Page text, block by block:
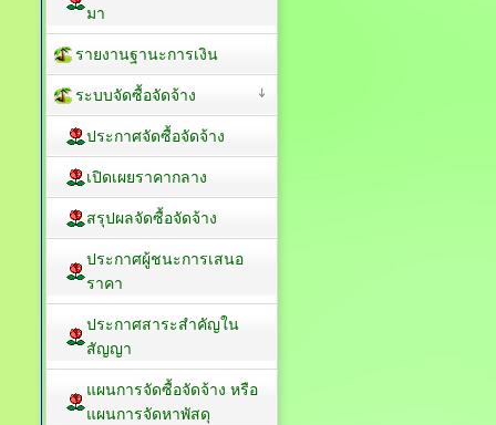
มา
รายงานฐานะการเงิน
ระบบจัดซื้อจัดจ้าง
ประกาศจัดซื้อจัดจ้าง
เปิดเผยราคากลาง
สรุปผลจัดซื้อจัดจ้าง
ประกาศผู้ชนะการเสนอ
ราคา
ประกาศสาระสำคัญใน
สัญญา
แผนการจัดซื้อจัดจ้าง หรือ
แผนการจัดหาพัสดุ